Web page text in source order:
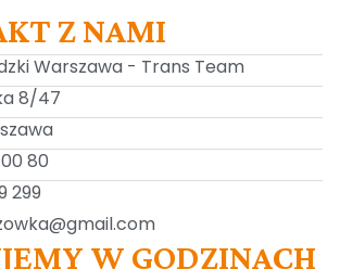
Z NAMI
Warszawa - Trans Team
8/47
80
299